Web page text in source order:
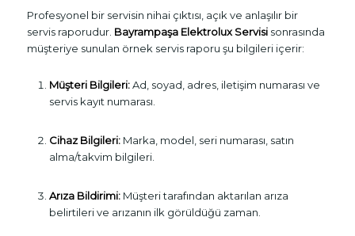
Profesyonel bir servisin nihai çıktısı, açık ve anlaşılır bir
servis raporudur. Bayrampaşa Elektrolux Servisisonrasında
müşteriye sunulan örnek servis raporu şu bilgileri içerir:
Müşteri Bilgileri:Ad, soyad, adres, iletişim numarası ve
servis kayıt numarası.
Cihaz Bilgileri:Marka, model, seri numarası, satın
alma/takvim bilgileri.
Arıza Bildirimi:Müşteri tarafından aktarılan arıza
belirtileri ve arızanın ilk görüldüğü zaman.